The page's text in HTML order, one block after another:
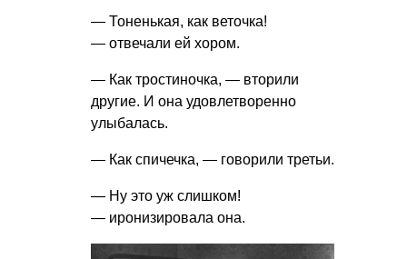
— Тоненькая, как веточка!
— отвечали ей хором.
— Как тростиночка, — вторили
другие. И она удовлетворенно
улыбалась.
— Как спичечка, — говорили третьи.
— Ну это уж слишком!
— иронизировала она.